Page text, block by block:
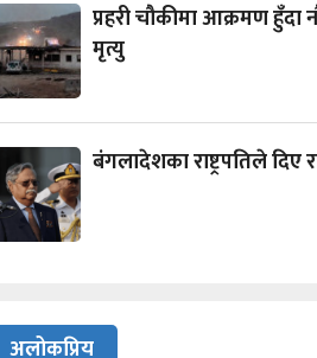
प्रहरी चौकीमा आक्रमण हुँदा
मृत्यु
बंगलादेशका राष्ट्रपतिले दिए
अलोकप्रिय